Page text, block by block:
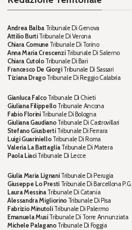
Andrea BalbaTribunale Di Genova
Attilio BurtiTribunale Di Verona
Chiara Comune Tribunale Di Torino
Anna Maria CrescenziTribunale Di Salerno
Chiara CutoloTribunale Di Bari
Francesco De GiorgiTribunale Di Sassari
Tiziana DragoTribunale Di Reggio Calabria
Gianluca FalcoTribunale Di Chieti
Giuliana FilippelloTribunale Ancona
Fabio FloriniTribunale Di Bologna
Giuliana GaudianoTribunale Di Castrovillari
Stefano GiusbertiTribunale Di Ferrara
Luigi GuarinielloTribunale Di Roma
Valeria La BattagliaTribunale Di Matera
Paola LiaciTribunale Di Lecce
Giulia Maria LignaniTribunale Di Perugia
Giuseppe Lo PrestiTribunale Di Barcellona P.G.
Laura MessinaTribunale Di Catania
Alessandra MigliorinoTribunale Di Pisa
Fabrizio MinutoliTribunale Di Palermo
Emanuela MusiTribunale Di Torre Annunziata
Michele PalaganoTribunale Di Foggia